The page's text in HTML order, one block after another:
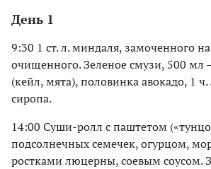
День 1
9:30 1 ст. л. миндаля, замоченного
очищенного. Зеленое смузи, 500 мл
(кейл, мята), половинка авокадо, 1 ч.
сиропа.
14:00 Суши-ролл с паштетом
подсолнечных семечек, огурцом,
ростками люцерны, соевым соусом.